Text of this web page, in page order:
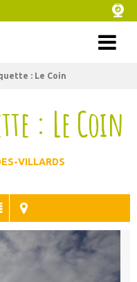
: Le Coin
: Le Coin
VILLARDS